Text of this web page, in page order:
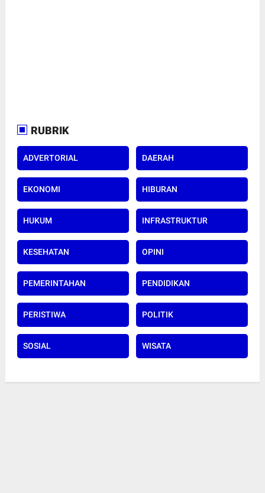
RUBRIK
ADVERTORIAL DAERAH
EKONOMI HIBURAN
HUKUM INFRASTRUKTUR
KESEHATAN OPINI
PEMERINTAHAN PENDIDIKAN
PERISTIWA POLITIK
SOSIAL WISATA